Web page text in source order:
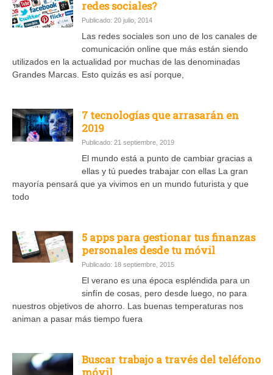
redes sociales?
Publicado: 20 julio, 2014
Las redes sociales son uno de los canales de
comunicación online que más están siendo
utilizados en la actualidad por muchas de las denominadas
Grandes Marcas. Esto quizás es así porque,
7 tecnologías que arrasarán en
2019
Publicado: 21 septiembre, 2019
El mundo está a punto de cambiar gracias a
ellas y tú puedes trabajar con ellas La gran
mayoría pensará que ya vivimos en un mundo futurista y que
todo
5 apps para gestionar tus finanzas
personales desde tu móvil
Publicado: 18 septiembre, 2015
El verano es una época espléndida para un
sinfín de cosas, pero desde luego, no para
nuestros objetivos de ahorro. Las buenas temperaturas nos
animan a pasar más tiempo fuera
Buscar trabajo a través del teléfono